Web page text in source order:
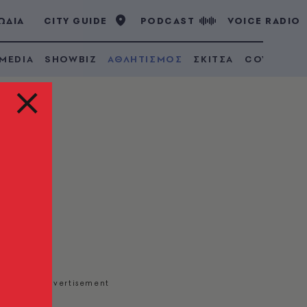
CITY GUIDE PODCAST VOICE RADIO
SHOWBIZ ΑΘΛΗΤΙΣΜΟΣ ΣΚΙΤΣΑ COVID 19